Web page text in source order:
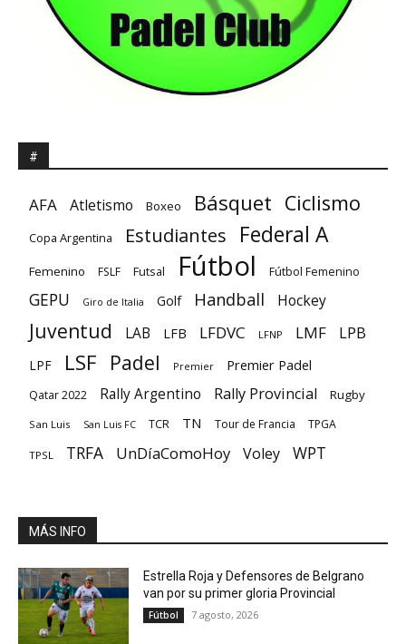
#
AFA Atletismo Boxeo Básquet Ciclismo
Copa Argentina Estudiantes Federal A
Femenino FSLF Futsal Fútbol Fútbol Femenino
GEPU Giro de Italia Golf Handball Hockey
Juventud LAB LFB LFDVC LFNP LMF LPB
LPF LSF Padel Premier Premier Padel
Qatar 2022 Rally Argentino Rally Provincial Rugby
San Luis San Luis FC TCR TN Tour de Francia TPGA
TPSL TRFA UnDíaComoHoy Voley WPT
MÁS INFO
Estrella Roja y Defensores de Belgrano
van por su primer gloria Provincial
Fútbol 7 agosto, 2026